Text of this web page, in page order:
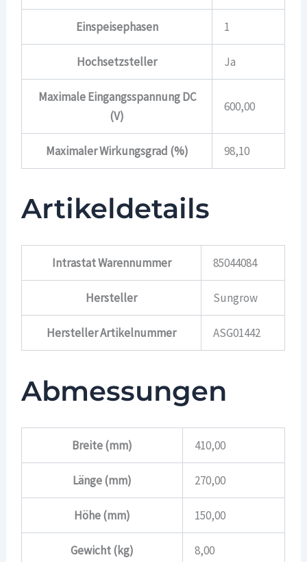
Einspeisephasen 1
Hochsetzsteller Ja
Maximale Eingangsspannung DC
(V)
600,00
Maximaler Wirkungsgrad (%) 98,10
Artikeldetails
Intrastat Warennummer 85044084
Hersteller Sungrow
Hersteller Artikelnummer ASG01442
Abmessungen
Breite (mm) 410,00
Länge (mm) 270,00
Höhe (mm) 150,00
Gewicht (kg) 8,00